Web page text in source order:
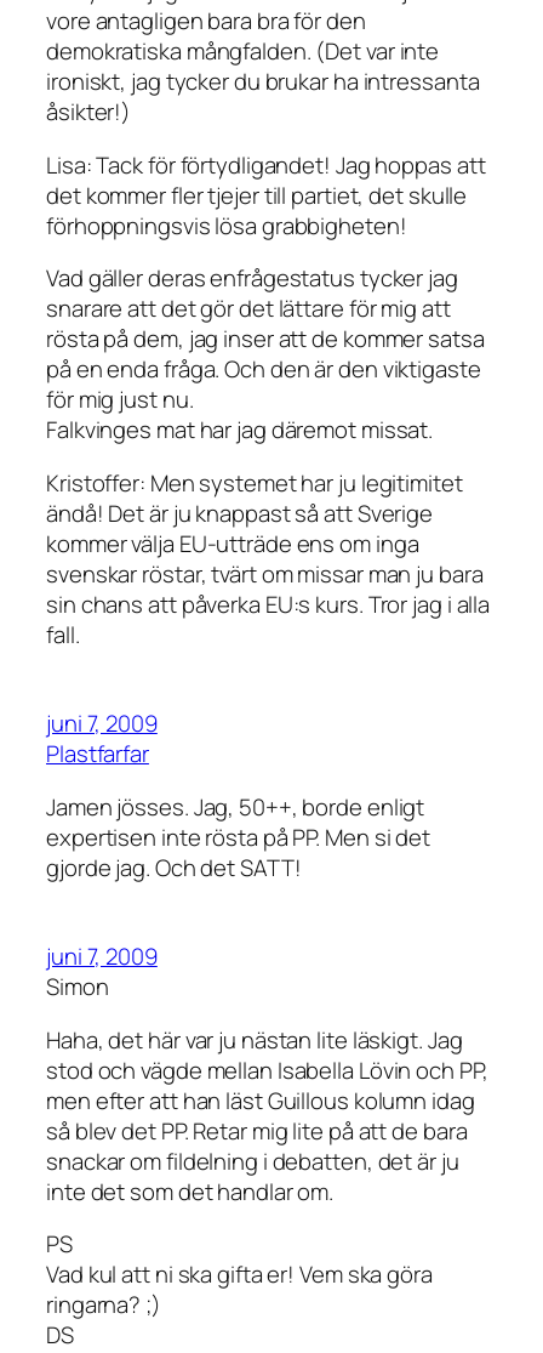
vore antagligen bara bra för den
demokratiska mångfalden. (Det var inte
ironiskt, jag tycker du brukar ha intressanta
åsikter!)
Lisa: Tack för förtydligandet! Jag hoppas att
det kommer fler tjejer till partiet, det skulle
förhoppningsvis lösa grabbigheten!
Vad gäller deras enfrågestatus tycker jag
snarare att det gör det lättare för mig att
rösta på dem, jag inser att de kommer satsa
på en enda fråga. Och den är den viktigaste
för mig just nu.
Falkvinges mat har jag däremot missat.
Kristoffer: Men systemet har ju legitimitet
ändå! Det är ju knappast så att Sverige
kommer välja EU-utträde ens om inga
svenskar röstar, tvärt om missar man ju bara
sin chans att påverka EU:s kurs. Tror jag i alla
fall.
juni 7, 2009
Plastfarfar
Jamen jösses. Jag, 50++, borde enligt
expertisen inte rösta på PP. Men si det
gjorde jag. Och det SATT!
juni 7, 2009
Simon
Haha, det här var ju nästan lite läskigt. Jag
stod och vägde mellan Isabella Lövin och PP,
men efter att han läst Guillous kolumn idag
så blev det PP. Retar mig lite på att de bara
snackar om fildelning i debatten, det är ju
inte det som det handlar om.
PS
Vad kul att ni ska gifta er! Vem ska göra
ringarna? ;)
DS